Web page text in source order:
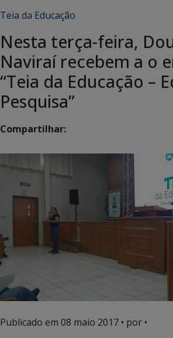
Teia da Educação
Nesta terça-feira,
Naviraí recebem a o
“Teia da Educação –
Pesquisa”
Compartilhar:
Publicado em 08 maio 2017 • por •